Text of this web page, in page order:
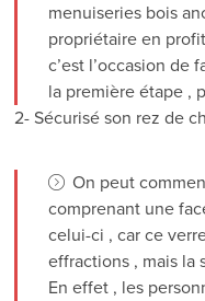
menuiseries bois
propriétaire en
c’est l’occasion de
la première étape ,
2- Sécurisé son rez de
On peut
comprenant une
celui-ci , car ce
effractions , mais la
En effet , les